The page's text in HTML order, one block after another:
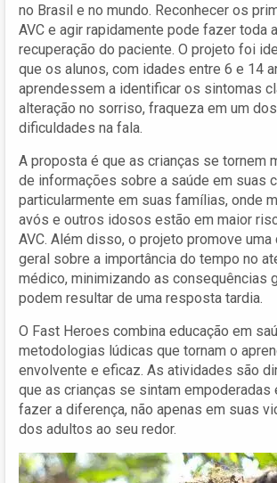
no Brasil e no mundo. Reconhecer os
AVC e agir rapidamente pode fazer toda
recuperação do paciente. O projeto foi
que os alunos, com idades entre 6 e 14
aprendessem a identificar os sintomas
alteração no sorriso, fraqueza em um
dificuldades na fala.
A proposta é que as crianças se tornem
de informações sobre a saúde em suas
particularmente em suas famílias, onde
avós e outros idosos estão em maior
AVC. Além disso, o projeto promove
geral sobre a importância do tempo no
médico, minimizando as consequências
podem resultar de uma resposta tardia.
O Fast Heroes combina educação em
metodologias lúdicas que tornam o
envolvente e eficaz. As atividades são
que as crianças se sintam empoderadas
fazer a diferença, não apenas em suas
dos adultos ao seu redor.